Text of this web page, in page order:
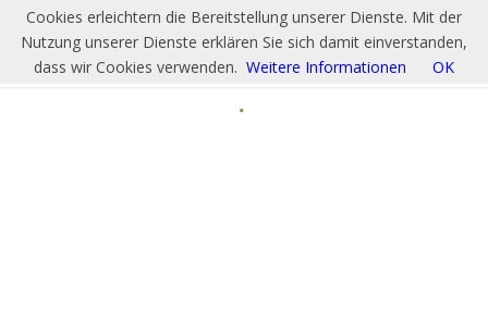
Cookies erleichtern die Bereitstellung unserer Dienste. Mit der
Nutzung unserer Dienste erklären Sie sich damit einverstanden,
dass wir Cookies verwenden. Weitere Informationen OK